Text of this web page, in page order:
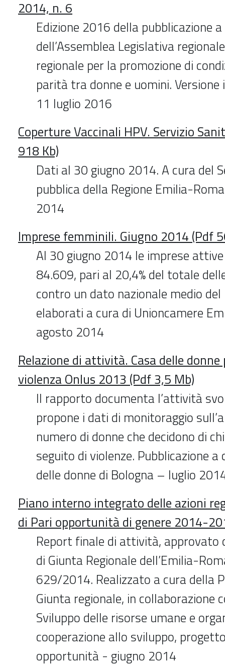
2014, n. 6
Edizione 2016 della pubblicazione
dell’Assemblea Legislativa
regionale per la promozione di
parità tra donne e uomini.
11 luglio 2016
Coperture Vaccinali HPV. Servizio
918 Kb)
Dati al 30 giugno 2014. A cura del
pubblica della Regione Emilia-
2014
Imprese femminili. Giugno 2014 (Pdf
Al 30 giugno 2014 le imprese
84.609, pari al 20,4% del totale
contro un dato nazionale medio del
elaborati a cura di Unioncamere
agosto 2014
Relazione di attività. Casa delle
violenza Onlus 2013 (Pdf 3,5 Mb)
Il rapporto documenta l’attività
propone i dati di monitoraggio
numero di donne che decidono di
seguito di violenze. Pubblicazione a
delle donne di Bologna – luglio
Piano interno integrato delle azioni
di Pari opportunità di genere 2014-
Report finale di attività, approvato
di Giunta Regionale dell’Emilia-
629/2014. Realizzato a cura della
Giunta regionale, in collaborazione
Sviluppo delle risorse umane e
cooperazione allo sviluppo,
opportunità - giugno 2014